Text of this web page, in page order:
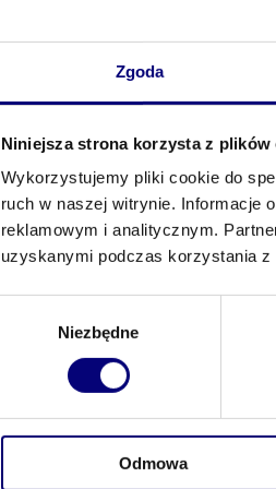
Zgoda
Niniejsza strona korzysta z plików
Wykorzystujemy pliki cookie do
ruch w naszej witrynie. Informacje
reklamowym i analitycznym.
uzyskanymi podczas korzystania z
Niezbędne
Odmowa